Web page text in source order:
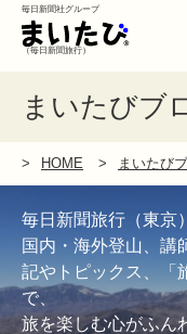
毎日新聞社グループ
（毎日新聞旅行）
まいたびブ
HOME まいたび
毎日新聞旅行（東京
国内・海外登山、講
記やトピックス、「
で、
旅を楽しむ心がふん